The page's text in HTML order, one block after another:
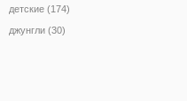
детские (174)
джунгли (30)